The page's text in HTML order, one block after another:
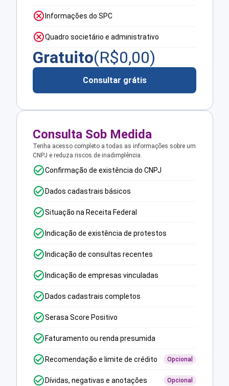
Informações do SPC
Quadro societário e administrativo
Gratuito(R$0,00)
Consultar grátis
Consulta Sob Medida
Tenha acesso completo a todas as informações sobre um
CNPJ e reduza riscos de inadimplência.
Confirmação de existência do CNPJ
Dados cadastrais básicos
Situação na Receita Federal
Indicação de existência de protestos
Indicação de consultas recentes
Indicação de empresas vinculadas
Dados cadastrais completos
Serasa Score Positivo
Faturamento ou renda presumida
Recomendação e limite de crédito Opcional
Dívidas, negativas e anotações Opcional